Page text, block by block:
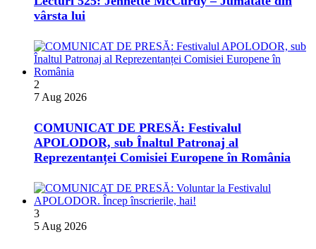
vârsta lui
2
7 Aug 2026
COMUNICAT DE PRESĂ: Festivalul
APOLODOR, sub Înaltul Patronaj al
Reprezentanței Comisiei Europene în România
3
5 Aug 2026